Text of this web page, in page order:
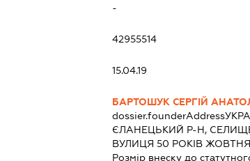
-
42955514
15.04.19
БАРТОШУК СЕРГІЙ
dossier.founderAddress
ЄЛАНЕЦЬКИЙ Р-Н,
ВУЛИЦЯ 50 РОКІВ
Розмір внеску до